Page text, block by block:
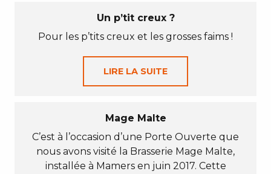
Un p’tit creux ?
Pour les p’tits creux et les grosses faims !
LIRE LA SUITE
Mage Malte
C’est à l’occasion d’une Porte Ouverte que
nous avons visité la Brasserie Mage Malte,
installée à Mamers en juin 2017. Cette